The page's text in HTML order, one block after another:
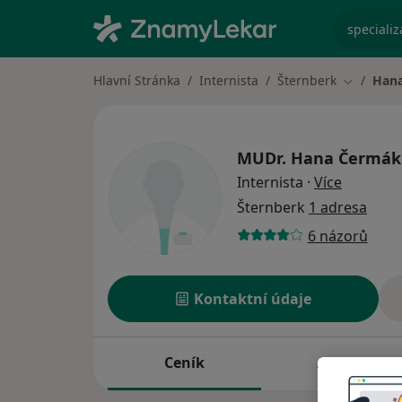
Hlavní Stránka Internista Šternberk Změna
MUDr. Hana
Internista · Více
Šternberk 1 adresa
6 názorů
Kontaktní údaje
Ceník Adresy